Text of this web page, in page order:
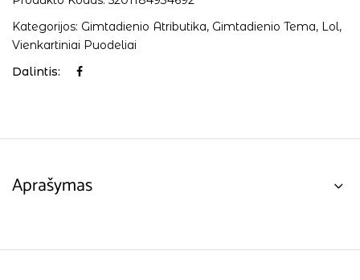
Kategorijos: Gimtadienio Atributika, Gimtadienio Tema, Lol,
Vienkartiniai Puodeliai
Dalintis:
Aprašymas